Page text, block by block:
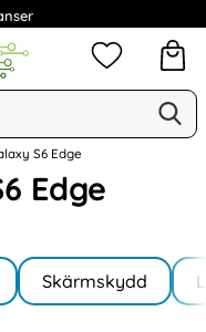
Mina
S6 Edge
Edge
Skärmskydd